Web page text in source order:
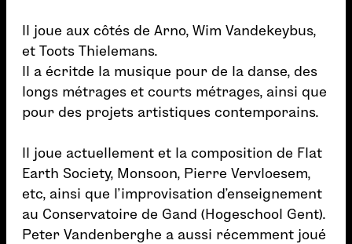
Il joue aux côtés de Arno, Wim Vandekeybus,
et Toots Thielemans.
Il a écritde la musique pour de la danse, des
longs métrages et courts métrages, ainsi que
pour des projets artistiques contemporains.
Il joue actuellement et la composition de Flat
Earth Society, Monsoon, Pierre Vervloesem,
etc, ainsi que l’improvisation d’enseignement
au Conservatoire de Gand (Hogeschool Gent).
Peter Vandenberghe a aussi récemment joué